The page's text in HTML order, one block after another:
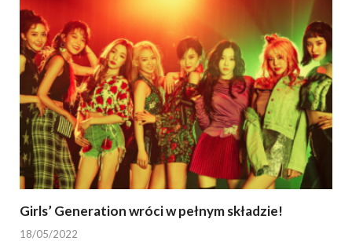
Girls’ Generation wróci w pełnym składzie!
18/05/2022